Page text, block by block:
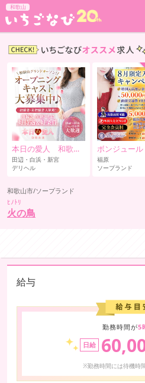
和歌山
本日の愛人 和歌山店
田辺・白浜・新宮
デリヘル
ボンジュール
福原
ソープランド
和歌山市/ソープランド
ﾋﾉﾄﾘ
火の鳥
給与
勤務時間が5
日給
※勤務時間には待機時